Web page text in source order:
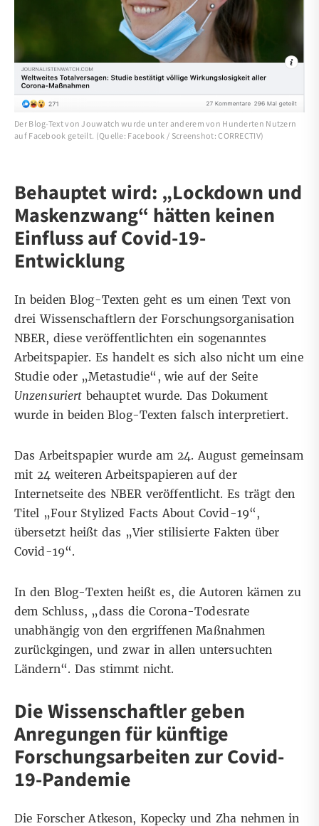
Der Blog-Text von Jouwatch wurde unter anderem von Hunderten Nutzern
auf Facebook geteilt. (Quelle: Facebook / Screenshot: CORRECTIV)
Behauptet wird: „Lockdown und
Maskenzwang“ hätten keinen
Einfluss auf Covid-19-
Entwicklung
In beiden Blog-Texten geht es um einen Text von
drei Wissenschaftlern der Forschungsorganisation
NBER, diese veröffentlichten ein sogenanntes
Arbeitspapier. Es handelt es sich also nicht um eine
Studie oder „Metastudie“, wie auf der Seite
Unzensuriert behauptet wurde. Das Dokument
wurde in beiden Blog-Texten falsch interpretiert.
Das Arbeitspapier wurde am 24. August gemeinsam
mit 24 weiteren Arbeitspapieren auf der
Internetseite des NBER veröffentlicht. Es trägt den
Titel „Four Stylized Facts About Covid-19“,
übersetzt heißt das „Vier stilisierte Fakten über
Covid-19“.
In den Blog-Texten heißt es, die Autoren kämen zu
dem Schluss, „dass die Corona-Todesrate
unabhängig von den ergriffenen Maßnahmen
zurückgingen, und zwar in allen untersuchten
Ländern“. Das stimmt nicht.
Die Wissenschaftler geben
Anregungen für künftige
Forschungsarbeiten zur Covid-
19-Pandemie
Die Forscher Atkeson, Kopecky und Zha nehmen in